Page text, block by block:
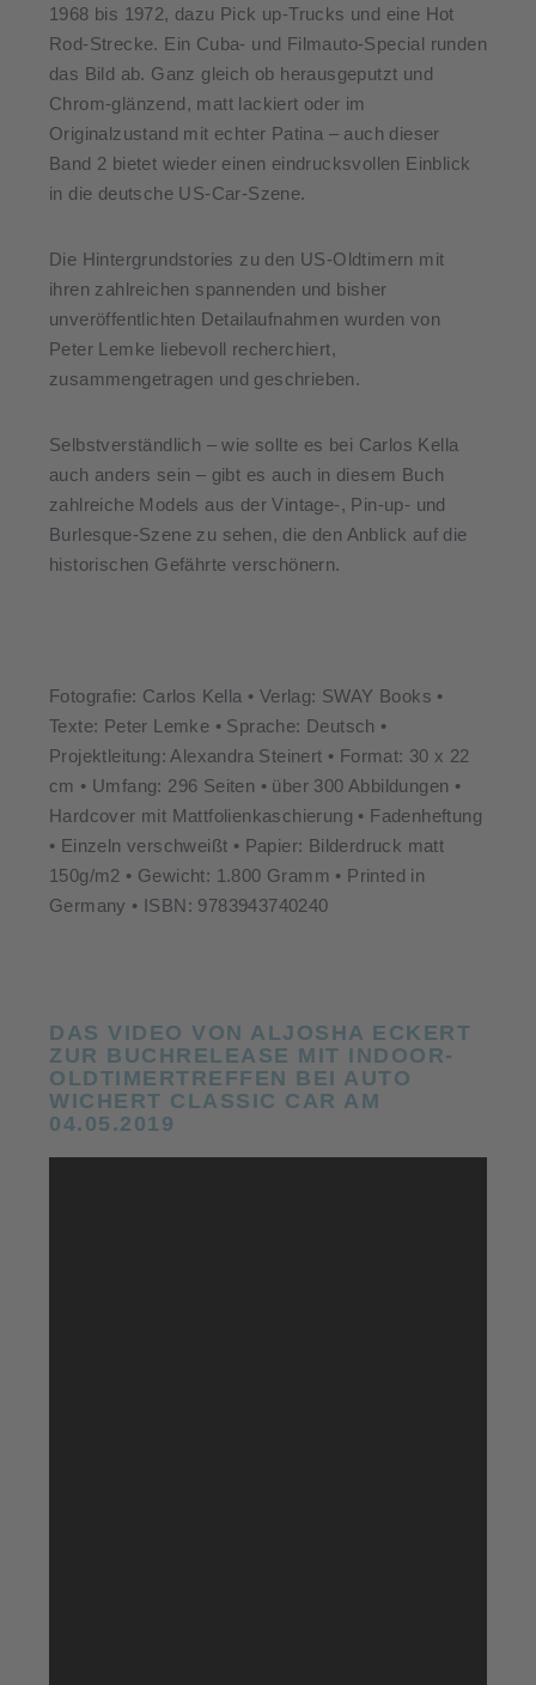
1968 bis 1972, dazu Pick up-Trucks und eine Hot
Rod-Strecke. Ein Cuba- und Filmauto-Special runden
das Bild ab. Ganz gleich ob herausgeputzt und
Chrom-glänzend, matt lackiert oder im
Originalzustand mit echter Patina – auch dieser
Band 2 bietet wieder einen eindrucksvollen Einblick
in die deutsche US-Car-Szene.
Die Hintergrundstories zu den US-Oldtimern mit
ihren zahlreichen spannenden und bisher
unveröffentlichten Detailaufnahmen wurden von
Peter Lemke liebevoll recherchiert,
zusammengetragen und geschrieben.
Selbstverständlich – wie sollte es bei Carlos Kella
auch anders sein – gibt es auch in diesem Buch
zahlreiche Models aus der Vintage-, Pin-up- und
Burlesque-Szene zu sehen, die den Anblick auf die
historischen Gefährte verschönern.
Fotografie: Carlos Kella • Verlag: SWAY Books •
Texte: Peter Lemke • Sprache: Deutsch •
Projektleitung: Alexandra Steinert • Format: 30 x 22
cm • Umfang: 296 Seiten • über 300 Abbildungen •
Hardcover mit Mattfolienkaschierung • Fadenheftung
• Einzeln verschweißt • Papier: Bilderdruck matt
150g/m2 • Gewicht: 1.800 Gramm • Printed in
Germany • ISBN: 9783943740240
DAS VIDEO VON ALJOSHA ECKERT
ZUR BUCHRELEASE MIT INDOOR-
OLDTIMERTREFFEN BEI AUTO
WICHERT CLASSIC CAR AM
04.05.2019